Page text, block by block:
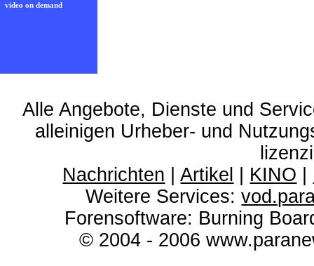
video on demand
Alle Angebote, Dienste und
alleinigen Urheber- und
Nachrichten |Artikel KINO
Weitere Services:
Forensoftware: Burning
© 2004 - 2006